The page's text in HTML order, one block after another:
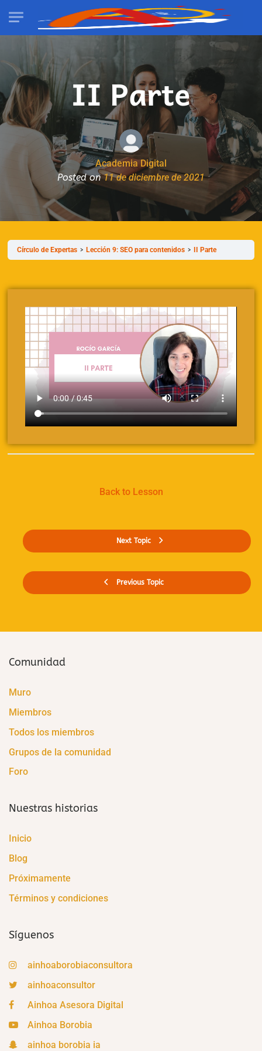
II Parte
Posted on11 de diciembre de 2021
Academia Digital
Círculo de Expertas Lección 9: SEO para contenidos II Parte
Previous Topic
Back to Lesson
Next Topic
Comunidad
Muro
Miembros
Todos los miembros
Grupos de la comunidad
Foro
Nuestras historias
Inicio
Blog
Próximamente
Términos y condiciones
Síguenos
ainhoaborobiaconsultora
ainhoaconsultor
Ainhoa Asesora Digital
Ainhoa Borobia
ainhoa borobia ia